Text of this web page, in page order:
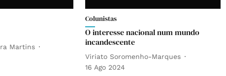
Martins
Colunistas
O interesse nacional num mundo
incandescente
Viriato Soromenho-Marques
16 Ago 2024